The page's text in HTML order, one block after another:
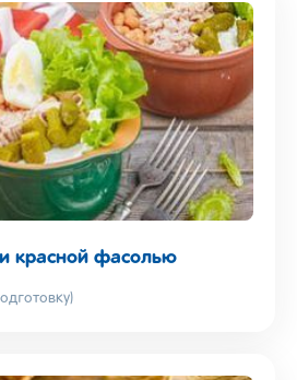
красной фасолью